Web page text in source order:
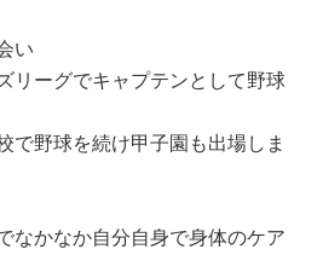
い
リーグでキャプテンとして野球
で野球を続け甲子園も出場しま
なかなか自分自身で身体のケア